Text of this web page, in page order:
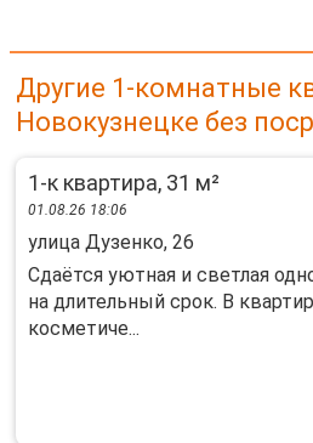
Другие 1-комнатные
Новокузнецке без
1-к квартира, 31 м²
01.08.26 18:06
улица Дузенко, 26
Сдаётся уютная и светлая
на длительный срок. В
косметиче...